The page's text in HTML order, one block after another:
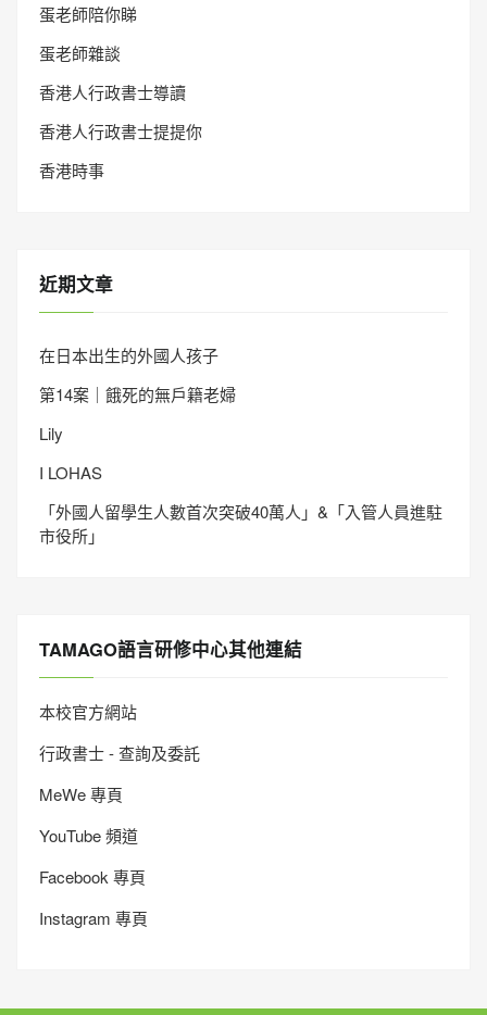
蛋老師陪你睇
蛋老師雜談
香港人行政書士導讀
香港人行政書士提提你
香港時事
近期文章
在日本出生的外國人孩子
第14案｜餓死的無戶籍老婦
Lily
I LOHAS
「外國人留學生人數首次突破40萬人」&「入管人員進駐
市役所」
TAMAGO語言研修中心其他連結
本校官方網站
行政書士 - 查詢及委託
MeWe 專頁
YouTube 頻道
Facebook 專頁
Instagram 專頁